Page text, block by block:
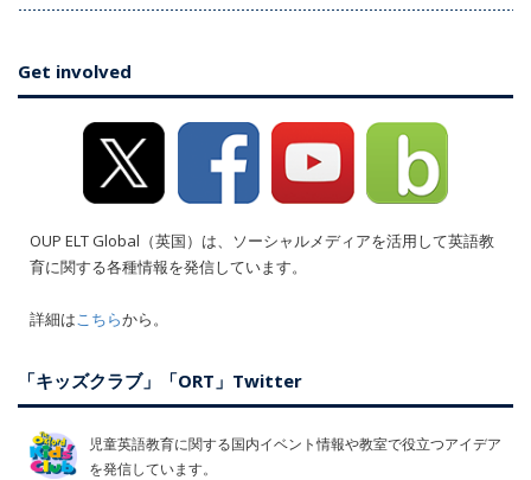
Get involved
OUP ELT Global（英国）は、ソーシャルメディアを活用して英語教
育に関する各種情報を発信しています。
詳細はこちらから。
「キッズクラブ」「ORT」Twitter
児童英語教育に関する国内イベント情報や教室で役立つアイデア
を発信しています。